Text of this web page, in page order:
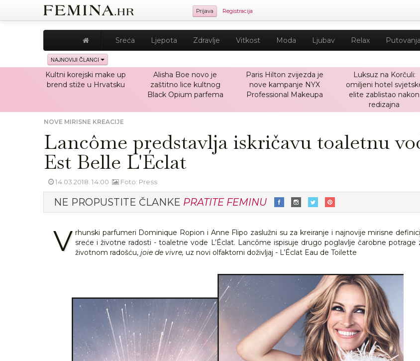
Prijava Registracija
Sreća Ljepota Zdravlje Vitkost Moda Ljubav Relax Putovanja
NAJNOVIJI ČLANCI
Kultni korejski make up
brend stiže u Hrvatsku
Alisha Boe novo je
zaštitno lice kultnog
Black Opium parfema
Paris Hilton zvijezda je
nove kampanje NYX
Professional Makeupa
Luksuz na Korčuli:
omiljeni hotel
elite zablistao nakon
redizajna
NOVE MIRISNE KREACIJE
Lancôme predstavlja iskričavu toaletnu
Est Belle L'Éclat
14.03.2018. 14:00 Foto: Press
NE PROPUSTITE ČLANKE PRATITE FEMINU
V rhunski parfumeri Dominique Ropion i Anne Flipo zaslužni su za kreiranje i najnovije mirisne
sreće i životne radosti - toaletne vode L’Éclat. Lancôme ispisuje drugo poglavlje čarobne potrage
životnom radošću, joie de vivre, uz novi olfaktorni doživljaj - L’Éclat Eau de Toilette